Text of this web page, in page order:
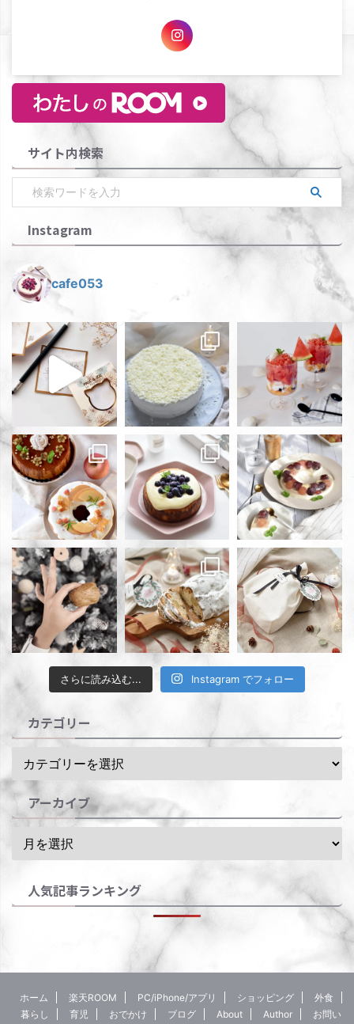
サイト内検索
Instagram
cafe053
さらに読み込む... Instagram でフォロー
カテゴリー
アーカイブ
人気記事ランキング
ホーム 楽天ROOM PC/iPhone/アプリ ショッピング
外食
暮らし
育児 おでかけ ブログ About Author お問い